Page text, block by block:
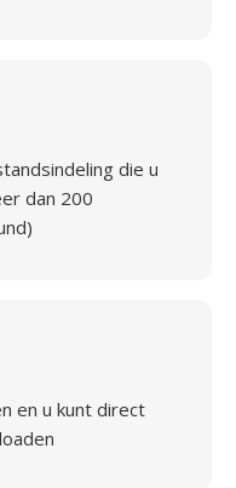
die u
dan 200
en u kunt direct